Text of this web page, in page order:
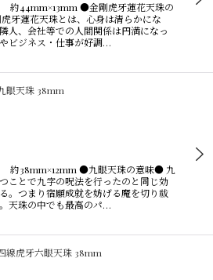
44mm×13mm ●金剛虎牙蓮花天珠の
牙蓮花天珠とは、心身は清らかにな
人、会社等での人間関係は円満になっ
ビジネス・仕事が好調…
眼天珠 38mm
38mm×12mm ●九眼天珠の意味● 九
ことで九字の呪法を行ったのと同じ効
。つまり宿願成就を妨げる魔を切り祓
天珠の中でも最高のパ…
線虎牙六眼天珠 38mm